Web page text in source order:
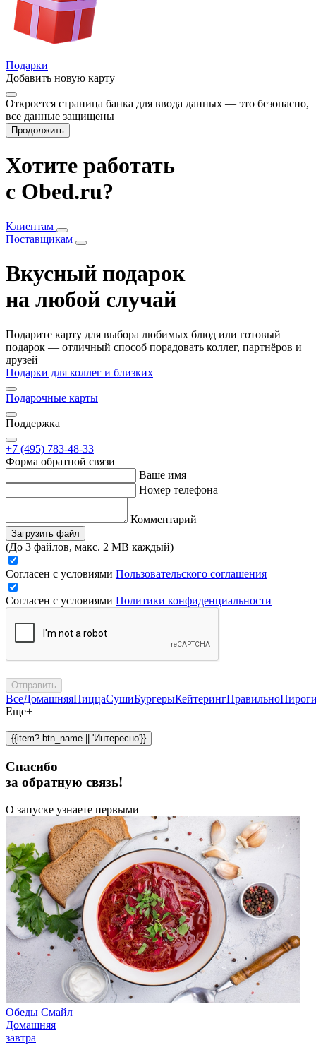
Подарки
Добавить новую карту
Откроется страница банка для ввода данных — это безопасно,
все данные защищены
Продолжить
Хотите работать
с Obed.ru?
Клиентам
Поставщикам
Вкусный подарок
на любой случай
Подарите карту для выбора любимых блюд или готовый
подарок — отличный способ порадовать коллег, партнёров и
друзей
Подарки для коллег и близких
Подарочные карты
Поддержка
+7 (495) 783-48-33
Форма обратной связи
Ваше имя
Номер телефона
Комментарий
Загрузить файл
(До 3 файлов, макс. 2 MB каждый)
Согласен с условиями Пользовательского соглашения
Согласен с условиями Политики конфиденциальности
Отправить
ВсеДомашняяПиццаСушиБургерыКейтерингПравильно
Еще+
{{item?.btn_name || 'Интересно'}}
Спасибо
за обратную связь!
О запуске узнаете первыми
Обеды Смайл
Домашняя
завтра